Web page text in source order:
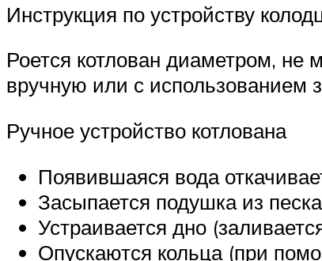
Инструкция по устройству
Роется котлован диаметром,
вручную или с
Ручное устройство котлована
Появившаяся вода
Засыпается подушка из
Устраивается дно
Опускаются кольца (при